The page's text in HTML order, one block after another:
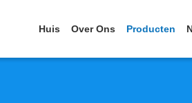
Huis Over Ons Producten